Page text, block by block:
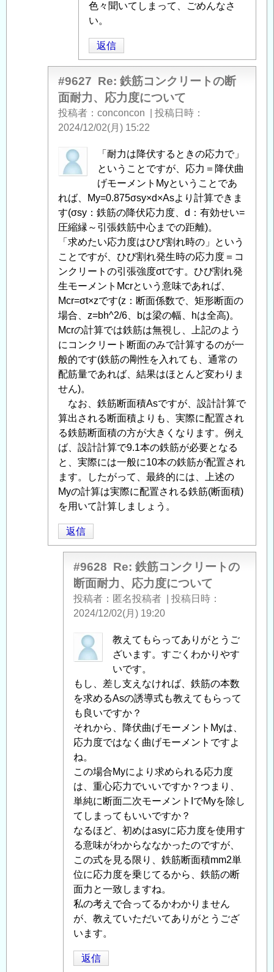
色々聞いてしまって、ごめんなさ
い。
返信
#9627 Re: 鉄筋コンクリートの断
面耐力、応力度について
投稿者 conconcon
投稿日時
2024/12/02(月) 15:22
匿
名
稿
者
に
よ
る
「Re:
鉄
筋
コ
ン
ク
リ
ー
ト
断
面
耐
力、
応
力
度
つ
い
」
「耐力は降伏するときの応力で」
ということですが、応力＝降伏曲
げモーメントMyということであ
れば、My=0.875σsy×d×Asより計算できま
す(σsy：鉄筋の降伏応力度、d：有効せい=
圧縮縁～引張鉄筋中心までの距離)。
「求めたい応力度はひび割れ時の」という
ことですが、ひび割れ発生時の応力度＝コ
ンクリートの引張強度σtです。ひび割れ発
生モーメントMcrという意味であれば、
Mcr=σt×zです(z：断面係数で、矩形断面の
場合、z=bh^2/6、bは梁の幅、hは全高)。
Mcrの計算では鉄筋は無視し、上記のよう
にコンクリート断面のみで計算するのが一
般的です(鉄筋の剛性を入れても、通常の
配筋量であれば、結果はほとんど変わりま
せん)。
なお、鉄筋断面積Asですが、設計計算で
算出される断面積よりも、実際に配置され
る鉄筋断面積の方が大きくなります。例え
ば、設計計算で9.1本の鉄筋が必要となる
と、実際には一般に10本の鉄筋が配置され
ます。したがって、最終的には、上述の
Myの計算は実際に配置される鉄筋(断面積)
を用いて計算しましょう。
返信
#9628 Re: 鉄筋コンクリートの
断面耐力、応力度について
投稿者 匿名投稿者
投稿日時
2024/12/02(月) 19:20
匿
名
稿
者
に
よ
る
「Re:
鉄
筋
コ
ン
ク
リ
ー
ト
の
断
面
耐
応
教えてもらってありがとうご
ざいます。すごくわかりやす
いです。
もし、差し支えなければ、鉄筋の本数
を求めるAsの誘導式も教えてもらって
も良いですか？
それから、降伏曲げモーメントMyは、
応力度ではなく曲げモーメントですよ
ね。
この場合Myにより求められる応力度
は、重心応力でいいですか？つまり、
単純に断面二次モーメントIでMyを除し
てしまってもいいですか？
なるほど、初めはasyに応力度を使用す
る意味がわからななかったのですが、
この式を見る限り、鉄筋断面積mm2単
位に応力度を乗じてるから、鉄筋の断
面力と一致しますね。
私の考えで合ってるかわかりません
が、教えていただいてありがとうござ
います。
返信